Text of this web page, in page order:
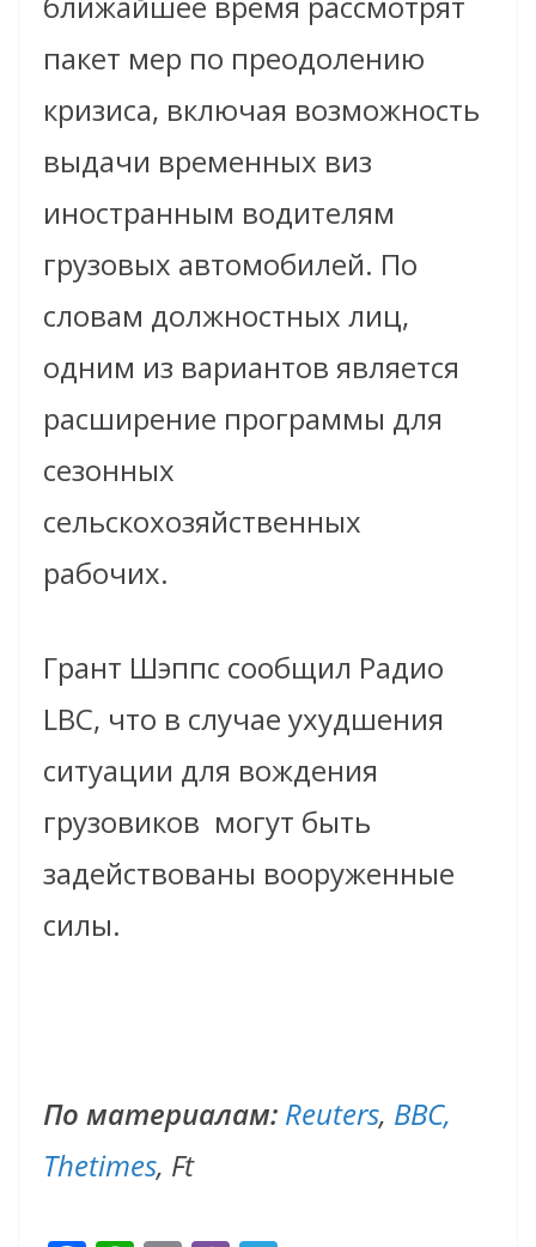
пакет мер по преодолению
кризиса, включая возможность
выдачи временных виз
иностранным водителям
грузовых автомобилей. По
словам должностных лиц,
одним из вариантов является
расширение программы для
сезонных
сельскохозяйственных
рабочих.
Грант Шэппс сообщил Радио
LBC, что в случае ухудшения
ситуации для вождения
грузовиков могут быть
задействованы вооруженные
силы.
По материалам: Reuters, BBC,
Thetimes, Ft